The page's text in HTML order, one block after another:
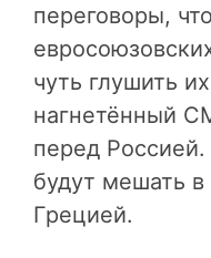
переговоры,
чуть глушить
нагнетённый
перед
будут мешать в
Грецией.